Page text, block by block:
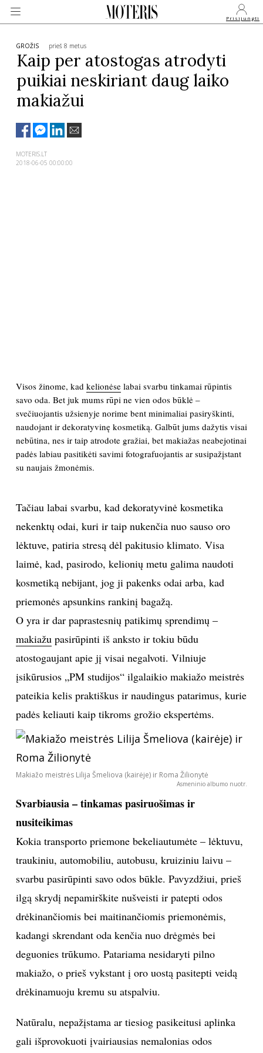
Prisijungti
VEIDAI
MADA
POLITIKA
KULTŪRA
LAISVALAIKIS
MUZIKA
TEATRAS
SPORTAS
MENAS
ORAI
ĮDOMYBĖS
ISTORIJA
KNYGOS
INTERJERAS
NAMAI
VIRTUVĖ
VAIKAI
NELAIMĖS
PRIVATUMO POLITIKA
GROŽIS prieš 8 metus
Kaip per atostogas atrodyti
puikiai neskiriant daug laiko
makiažui
MOTERIS.LT
2018-06-05 00:00:00
Visos žinome, kad kelionėselabai svarbu tinkamai rūpintis
savo oda. Bet juk mums rūpi ne vien odos būklė –
svečiuojantis užsienyje norime bent minimaliai pasiryškinti,
naudojant ir dekoratyvinę kosmetiką. Galbūt jums dažytis visai
nebūtina, nes ir taip atrodote gražiai, bet makiažas neabejotinai
padės labiau pasitikėti savimi fotografuojantis ar susipažįstant
su naujais žmonėmis.
Tačiau labai svarbu, kad dekoratyvinė kosmetika
nekenktų odai, kuri ir taip nukenčia nuo sauso oro
lėktuve, patiria stresą dėl pakitusio klimato. Visa
laimė, kad, pasirodo, kelionių metu galima naudoti
kosmetiką nebijant, jog ji pakenks odai arba, kad
priemonės apsunkins rankinį bagažą.
O yra ir dar paprastesnių patikimų sprendimų –
makiažupasirūpinti iš anksto ir tokiu būdu
atostogaujant apie jį visai negalvoti. Vilniuje
įsikūrusios „PM studijos“ ilgalaikio makiažo meistrės
pateikia kelis praktiškus ir naudingus patarimus, kurie
padės keliauti kaip tikroms grožio ekspertėms.
Makiažo meistrės Lilija Šmeliova (kairėje) ir Roma Žilionytė
Asmeninio albumo nuotr.
Svarbiausia – tinkamas pasiruošimas ir
nusiteikimas
Kokia transporto priemone bekeliautumėte – lėktuvu,
traukiniu, automobiliu, autobusu, kruiziniu laivu –
svarbu pasirūpinti savo odos būkle. Pavyzdžiui, prieš
ilgą skrydį nepamirškite nušveisti ir patepti odos
drėkinančiomis bei maitinančiomis priemonėmis,
kadangi skrendant oda kenčia nuo drėgmės bei
deguonies trūkumo. Patariama nesidaryti pilno
makiažo, o prieš vykstant į oro uostą pasitepti veidą
drėkinamuoju kremu su atspalviu.
Natūralu, nepažįstama ar tiesiog pasikeitusi aplinka
gali išprovokuoti įvairiausias nemalonias odos